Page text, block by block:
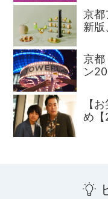
京都
新
京都
ン
【
め【